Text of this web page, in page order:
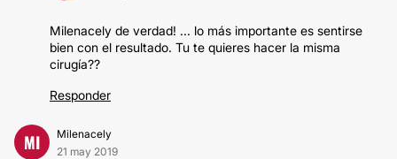
Milenacely de verdad! ... lo más importante es sentirse
bien con el resultado. Tu te quieres hacer la misma
cirugía??
Responder
MI
Milenacely
21 may 2019